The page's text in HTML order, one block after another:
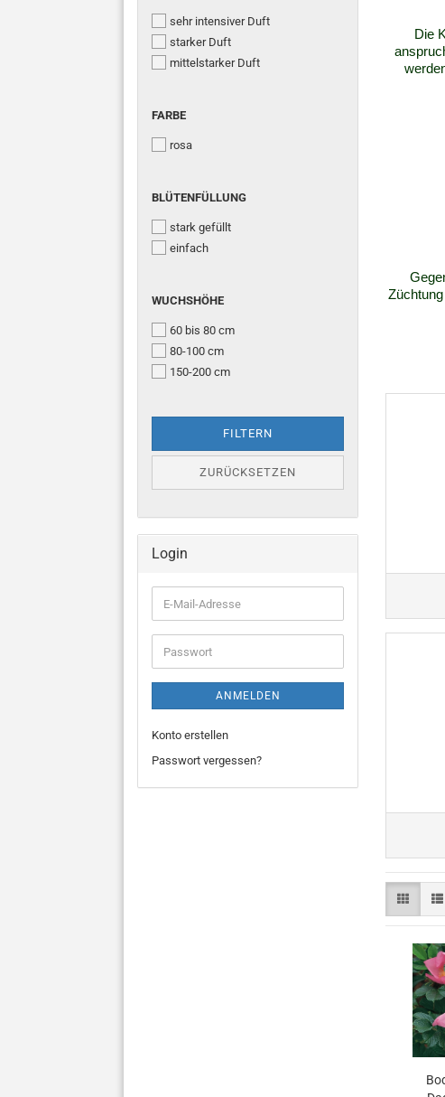
Die
sehr intensiver Duft
starker Duft
mittelstarker Duft
FARBE
FARBE
rosa
BLÜTENFÜLLUNG
BLÜTENFÜLLUNG
stark gefüllt
einfach
WUCHSHÖHE
WUCHSHÖHE
60 bis 80 cm
80-100 cm
150-200 cm
FILTERN
ZURÜCKSETZEN
Login
E-
Mail-
Adresse
Passwort
ANMELDEN
Konto erstellen
Passwort vergessen?